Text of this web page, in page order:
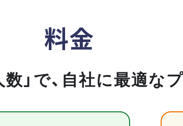
料金
数」で、自社に最適な